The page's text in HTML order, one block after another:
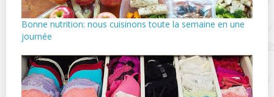
Bonne nutrition: nous cuisinons toute la semaine en une
journée